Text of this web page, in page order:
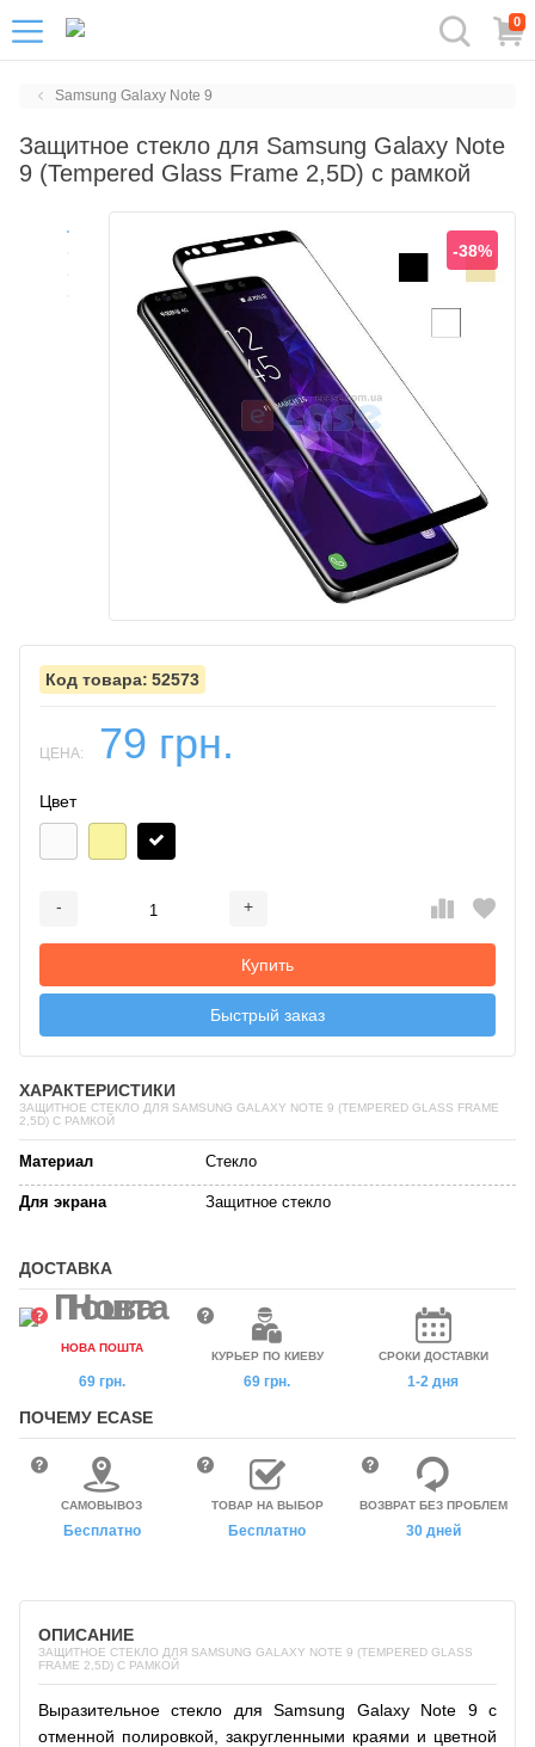
0
Samsung Galaxy Note 9
Защитное стекло для Samsung Galaxy Note
9 (Tempered Glass Frame 2,5D) с рамкой
-38%
52573
ЦЕНА: 79 грн.
Цвет
- +
Купить
Быстрый заказ
ХАРАКТЕРИСТИКИ
ЗАЩИТНОЕ СТЕКЛО ДЛЯ SAMSUNG GALAXY NOTE 9 (TEMPERED GLASS FRAME
2,5D) С РАМКОЙ
Материал Стекло
Для экрана Защитное стекло
ДОСТАВКА
НОВА ПОШТА
69 грн.
КУРЬЕР ПО КИЕВУ
69 грн.
СРОКИ ДОСТАВКИ
1-2 дня
ПОЧЕМУ ECASE
САМОВЫВОЗ
Бесплатно
ТОВАР НА ВЫБОР
Бесплатно
ВОЗВРАТ БЕЗ ПРОБЛЕМ
30 дней
ОПИСАНИЕ
ЗАЩИТНОЕ СТЕКЛО ДЛЯ SAMSUNG GALAXY NOTE 9 (TEMPERED GLASS
FRAME 2,5D) С РАМКОЙ
Выразительное стекло для Samsung Galaxy Note 9 с
отменной полировкой, закругленными краями и цветной